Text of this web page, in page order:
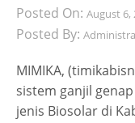
Posted On: August 6,
Posted By:
MIMIKA,
sistem ganjil
jenis Biosolar di